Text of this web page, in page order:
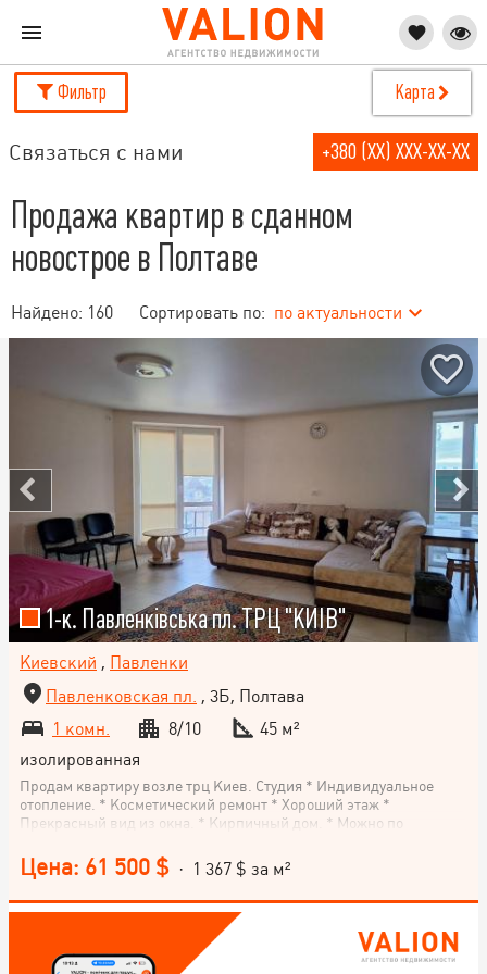
Фильтр Карта
Связаться с нами +380 (XX) XXX-XX-XX
Продажа квартир в сданном
новострое в Полтаве
Найдено: 160 Сортировать по: по актуальности
1-к. Павленківська пл. ТРЦ "КИЇВ"
Киевский , Павленки
Павленковская пл. , 3Б, Полтава
1 комн.
8/10
45 м²
изолированная
Продам квартиру возле трц Киев. Студия * Индивидуальное
отопление. * Косметический ремонт * Хороший этаж *
Прекрасный вид из окна. * Кирпичный дом. * Можно по
Цена: 61 500 $ · 1 367 $ за м²